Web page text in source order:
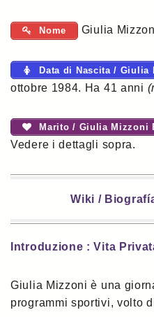
Nome Giulia
Data di Nascita / Giulia
ottobre 1984. Ha 41 anni
Marito / Giulia Mizzoni
Vedere i dettagli sopra.
Wiki /
Introduzione : Vita
Giulia Mizzoni è una
programmi sportivi, volto